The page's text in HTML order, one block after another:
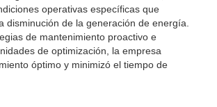
operativas específicas que
disminución de la generación de energía.
de mantenimiento proactivo e
de optimización, la empresa
óptimo y minimizó el tiempo de